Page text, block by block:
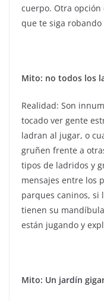
cuerpo. Otra
que te siga robando
Mito: no todos los
Realidad: Son
tocado ver gente
ladran al jugar, o
gruñen frente a
tipos de ladridos y
mensajes entre los
parques caninos, si
tienen su
están jugando y
Mito: Un jardín